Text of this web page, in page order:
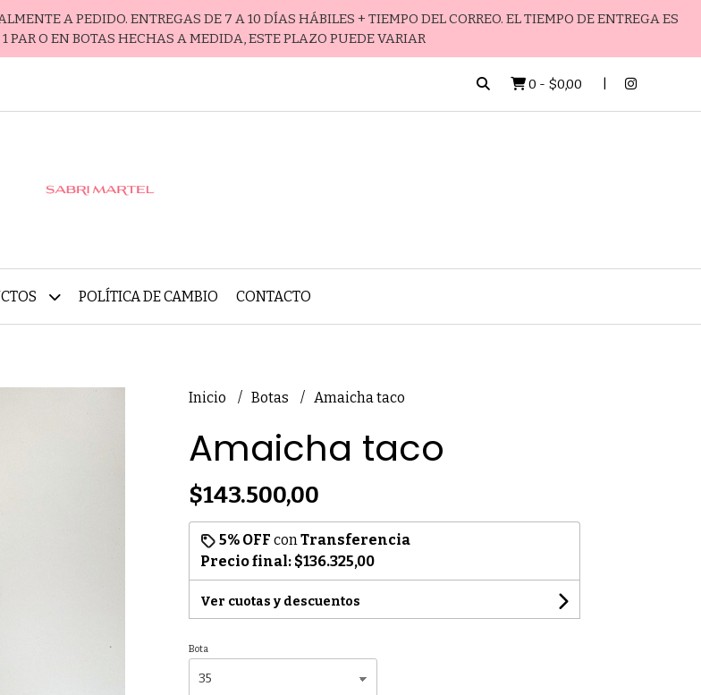
A PEDIDO. ENTREGAS DE 7 A 10 DÍAS HÁBILES + TIEMPO DEL CORREO. EL TIEMPO DE ENTREGA ES
PAR O EN BOTAS HECHAS A MEDIDA, ESTE PLAZO PUEDE VARIAR
0 - $0,00
POLÍTICA DE CAMBIO CONTACTO
Inicio Botas Amaicha taco
Amaicha taco
$143.500,00
5% OFF conTransferencia
Precio final: $136.325,00
Ver cuotas y descuentos
Bota